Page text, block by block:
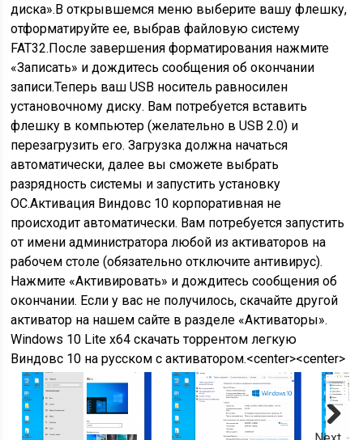
диска».В открывшемся меню выберите вашу флешку,
отформатируйте ее, выбрав файловую систему
FAT32.После завершения форматирования нажмите
«Записать» и дождитесь сообщения об окончании
записи.Теперь ваш USB носитель равносилен
установочному диску. Вам потребуется вставить
флешку в компьютер (желательно в USB 2.0) и
перезагрузить его. Загрузка должна начаться
автоматически, далее вы сможете выбрать
разрядность системы и запустить установку
ОС.Активация Виндовс 10 корпоративная не
происходит автоматически. Вам потребуется запустить
от имени администратора любой из активаторов на
рабочем столе (обязательно отключите антивирус).
Нажмите «Активировать» и дождитесь сообщения об
окончании. Если у вас не получилось, скачайте другой
активатор на нашем сайте в разделе «Активаторы».
Windows 10 Lite x64 скачать торрентом легкую
Виндовс 10 на русском с активатором.<center><center>